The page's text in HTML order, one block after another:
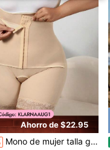
Ahorro de $22.95
Mono de mujer talla grande color liso minimalista con patchwork de encaje